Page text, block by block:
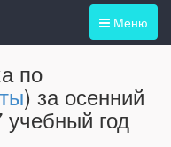
Меню
по
) за осенний
год